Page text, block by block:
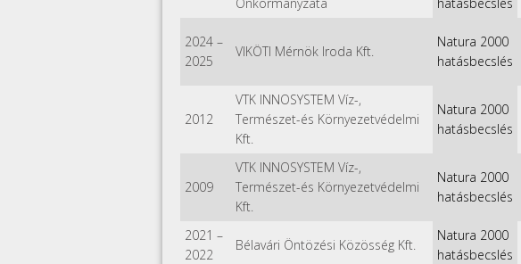
2024 –
2025
VIKÖTI Mérnök Iroda Kft.
Natura 2000
hatásbecslés
2012
VTK INNOSYSTEM Víz-,
Természet-és Környezetvédelmi
Kft.
Natura 2000
hatásbecslés
2009
VTK INNOSYSTEM Víz-,
Természet-és Környezetvédelmi
Kft.
Natura 2000
hatásbecslés
2021 –
2022
Bélavári Öntözési Közösség Kft.
Natura 2000
hatásbecslés